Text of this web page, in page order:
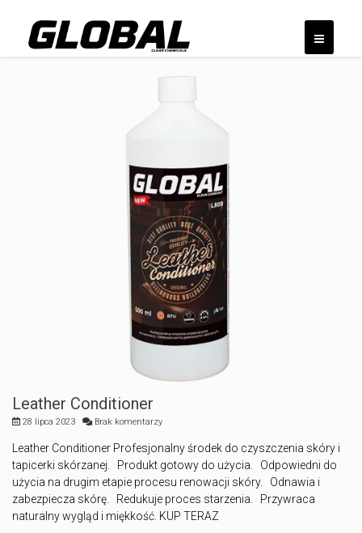
Leather Conditioner
28 lipca 2023 Brak komentarzy
Leather Conditioner Profesjonalny środek do czyszczenia skóry i
tapicerki skórzanej. Produkt gotowy do użycia. Odpowiedni do
użycia na drugim etapie procesu renowacji skóry. Odnawia i
zabezpiecza skórę. Redukuje proces starzenia. Przywraca
naturalny wygląd i miękkość. KUP TERAZ